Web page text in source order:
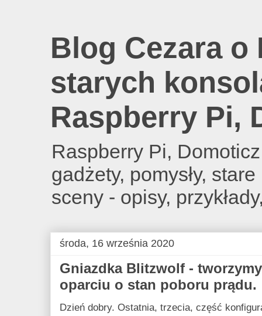
Blog Cezara o
starych
Raspberry Pi,
Raspberry Pi,
gadżety, pomysły,
sceny - opisy,
środa, 16 września 2020
Gniazdka Blitzwolf -
oparciu o stan poboru prądu.
Dzień dobry. Ostatnia, trzecia, część